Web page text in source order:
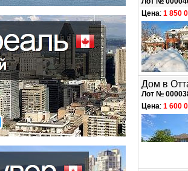
Цена: 1 850
Дом в
Лот №
Цена: 1 600